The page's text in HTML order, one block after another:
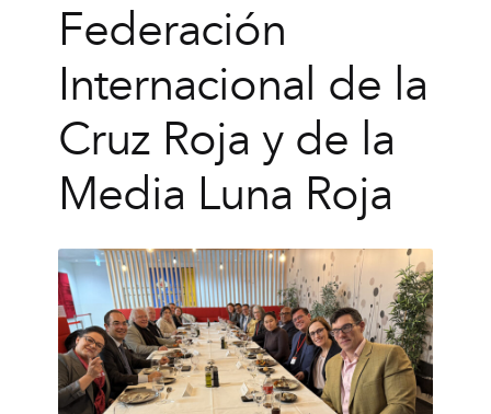
Federación
Internacional de la
Cruz Roja y de la
Media Luna Roja